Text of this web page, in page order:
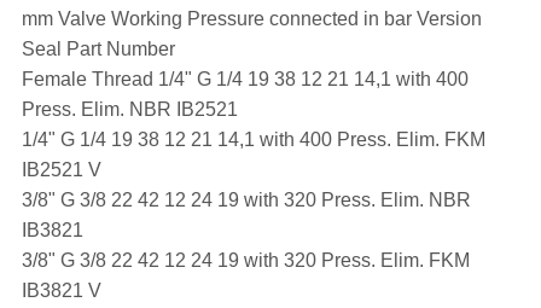
mm Valve Working Pressure connected in bar Version
Seal Part Number
Female Thread 1/4" G 1/4 19 38 12 21 14,1 with 400
Press. Elim. NBR IB2521
1/4" G 1/4 19 38 12 21 14,1 with 400 Press. Elim. FKM
IB2521 V
3/8" G 3/8 22 42 12 24 19 with 320 Press. Elim. NBR
IB3821
3/8" G 3/8 22 42 12 24 19 with 320 Press. Elim. FKM
IB3821 V